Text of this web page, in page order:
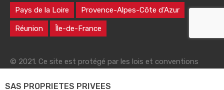
Pays de la Loire Provence-Alpes-Côte d’Azur
Réunion Île-de-France
© 2021. Ce site est protégé par les lois et conventions
SAS PROPRIETES PRIVEES